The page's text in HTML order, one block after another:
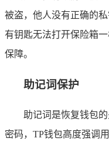
被盗，他人没有正确的
有钥匙无法打开保险箱
保障。
助记词保护
助记词是恢复钱包
密码，TP钱包高度强调